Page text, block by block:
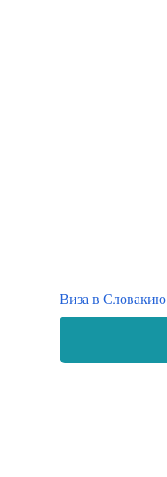
Виза в Словакию